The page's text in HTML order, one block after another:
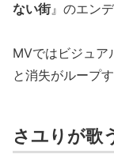
ない街』のエン
MVではビジュア
と消失がループ
さユりが歌